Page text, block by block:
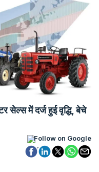
सेल्स में दर्ज हुई वृद्धि, बेचे
Follow on Google